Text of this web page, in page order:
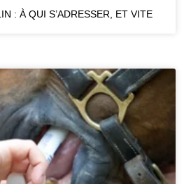
: À QUI S’ADRESSER, ET VITE